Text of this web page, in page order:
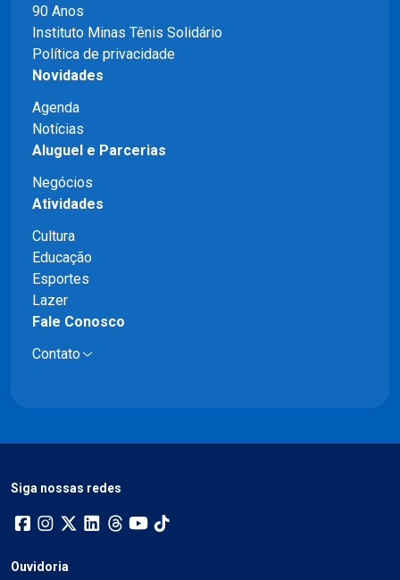
90 Anos
Instituto Minas Tênis Solidário
Política de privacidade
Novidades
Agenda
Notícias
Aluguel e Parcerias
Negócios
Atividades
Cultura
Educação
Esportes
Lazer
Fale Conosco
Contato
Siga nossas redes
Ouvidoria